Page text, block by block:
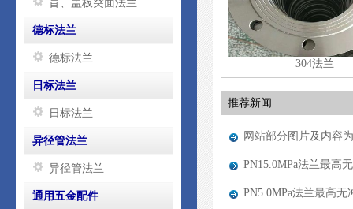
盲、盖板突面法兰
德标法兰
德标法兰
日标法兰
日标法兰
异径管法兰
异径管法兰
通用五金配件
304法兰
推荐新闻
网站部分图片及内容
PN15.0MPa法兰最高
PN5.0MPa法兰最高